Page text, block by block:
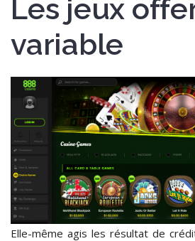
Les jeux
variable
Elle-même agis les résultat de